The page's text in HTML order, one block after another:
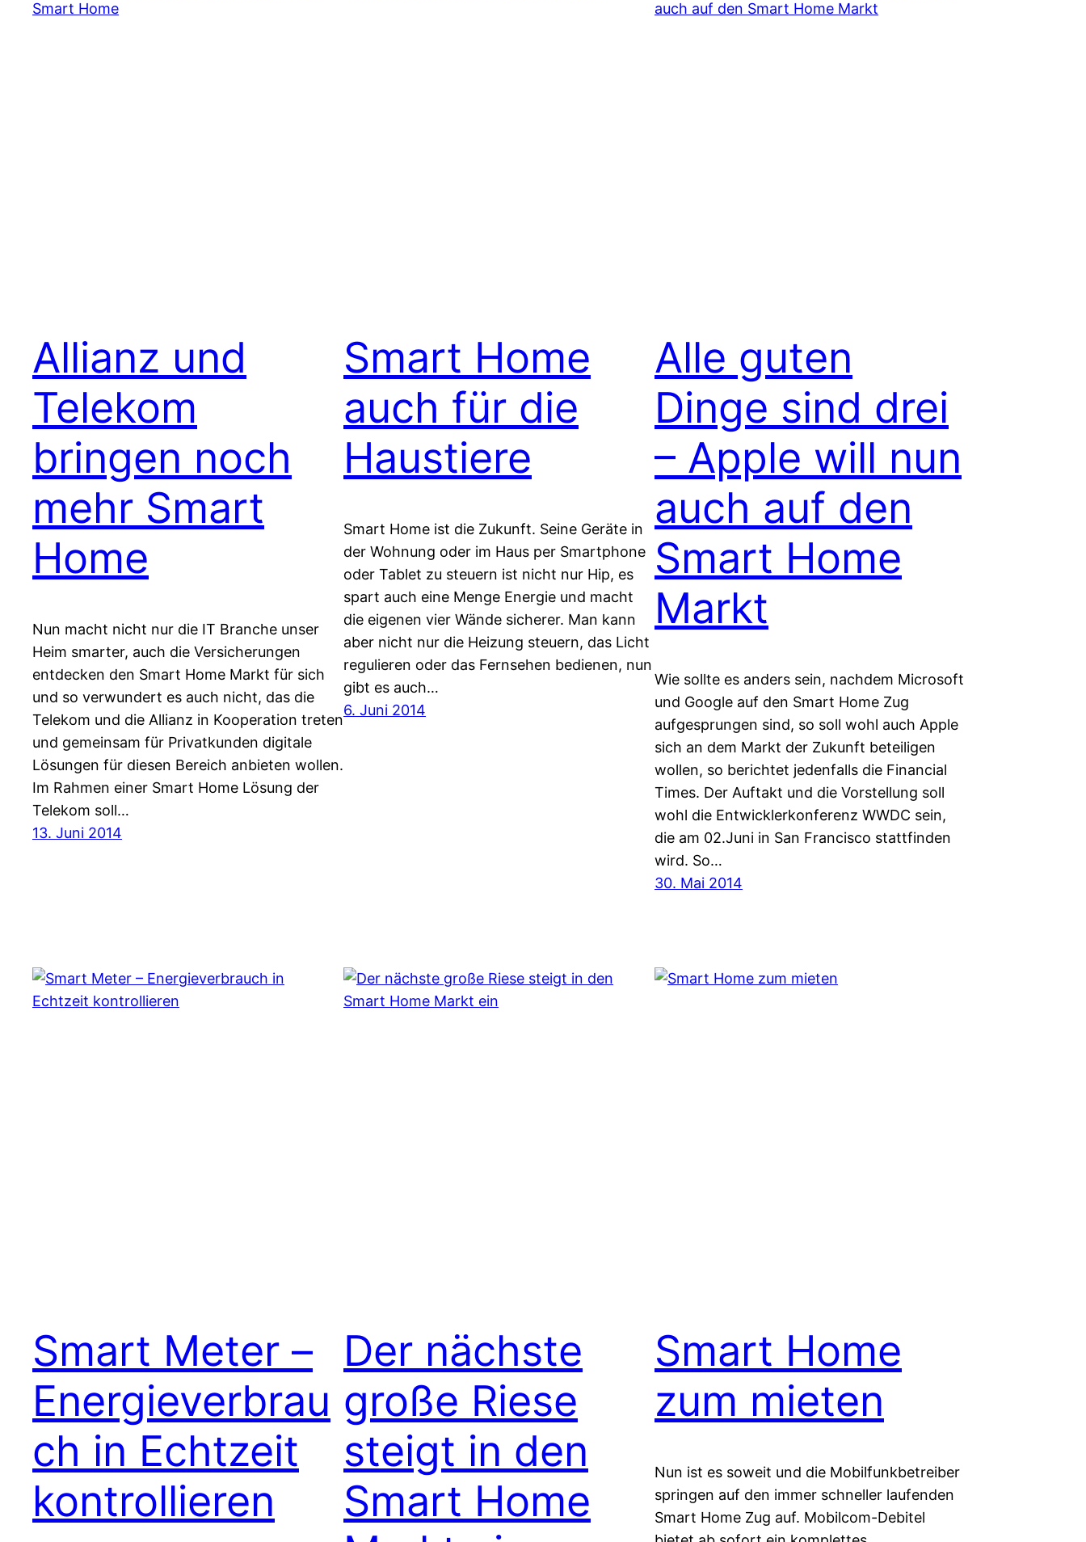
Allianz und
Telekom
bringen noch
mehr Smart
Home
Nun macht nicht nur die IT Branche unser
Heim smarter, auch die Versicherungen
entdecken den Smart Home Markt für sich
und so verwundert es auch nicht, das die
Telekom und die Allianz in Kooperation treten
und gemeinsam für Privatkunden digitale
Lösungen für diesen Bereich anbieten wollen.
Im Rahmen einer Smart Home Lösung der
Telekom soll…
13. Juni 2014
Smart Home
auch für die
Haustiere
Smart Home ist die Zukunft. Seine Geräte in
der Wohnung oder im Haus per Smartphone
oder Tablet zu steuern ist nicht nur Hip, es
spart auch eine Menge Energie und macht
die eigenen vier Wände sicherer. Man kann
aber nicht nur die Heizung steuern, das Licht
regulieren oder das Fernsehen bedienen, nun
gibt es auch…
6. Juni 2014
Alle guten
Dinge sind drei
– Apple will nun
auch auf den
Smart Home
Markt
Wie sollte es anders sein, nachdem Microsoft
und Google auf den Smart Home Zug
aufgesprungen sind, so soll wohl auch Apple
sich an dem Markt der Zukunft beteiligen
wollen, so berichtet jedenfalls die Financial
Times. Der Auftakt und die Vorstellung soll
wohl die Entwicklerkonferenz WWDC sein,
die am 02.Juni in San Francisco stattfinden
wird. So…
30. Mai 2014
Smart Meter –
Energieverbrau
ch in Echtzeit
kontrollieren
Der nächste
große Riese
steigt in den
Smart Home
Smart Home
zum mieten
Nun ist es soweit und die Mobilfunkbetreiber
springen auf den immer schneller laufenden
Smart Home Zug auf. Mobilcom-Debitel